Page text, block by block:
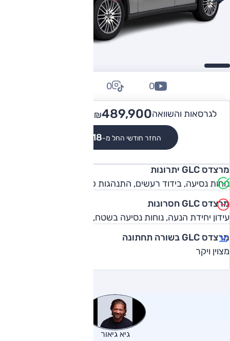
לגרסאות והשוואה ₪489,900 -
החזר חודשי החל מ-₪4,518
0
0
מרצדס GLC יתרונות
נוחות נסיעה, בידוד רעשים, התנהגות כביש, איכות
מרצדס GLC חסרונות
עידון יחידת הנעה, נוחות נסיעה בשטח, מחיר
מרצדס GLC בשורה תחתונה
מצוין ויקר
גיא גיאור